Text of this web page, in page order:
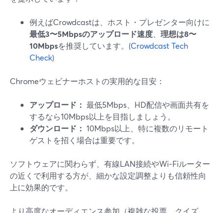
例えばCrowdcastは、ホスト・プレゼンター向けに
最低3〜5Mbpsのアップロード速度
理想は8〜
10Mbpsを推奨しています。(Crowdcast Tech
Check)
Chromeウェビナーホストの実用的な目安：
アップロード： 最低5Mbps、HD配信や画面共有を
するなら10Mbps以上を目指しましょう。
ダウンロード： 10Mbps以上、特に複数のリモート
ゲストを招く場合は重要です。
ソフトウェアに関わらず、有線LAN接続やWi‑Fiルーター
の近くで利用する方が、細かな設定調整よりも信頼性向
上に効果的です。
より高度なオーディエンス参加（複雑な投票、クイズ、